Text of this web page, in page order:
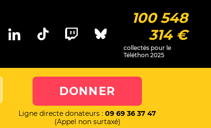
100 548
314 €
collectés pour le
Téléthon 2025
DONNER
Ligne directe donateurs : 09 69 36 37 47
(Appel non surtaxé)